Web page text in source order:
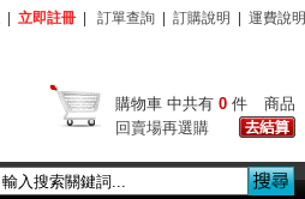
立即註冊 訂單查詢 訂購說明 運費說明
購物車 中共有 0 件
商品
回賣場再選購